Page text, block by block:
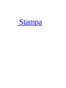
Stampa